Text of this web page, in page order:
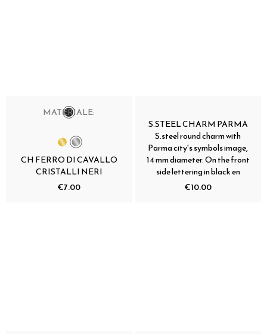
MATERIALE:
CH FERRO DI CAVALLO
CRISTALLI NERI
€7.00
S.STEEL CHARM PARMA
S.steel round charm with
Parma city's symbols image,
14 mm diameter. On the front
side lettering in black en
€10.00